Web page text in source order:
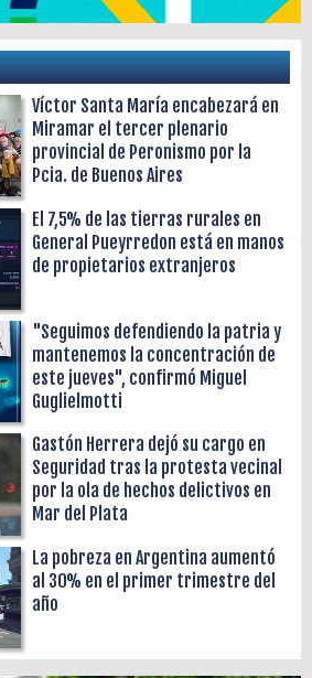
Víctor Santa María encabezará en
Miramar el tercer plenario
provincial de Peronismo por la
Pcia. de Buenos Aires
El 7,5% de las tierras rurales en
General Pueyrredon está en manos
de propietarios extranjeros
"Seguimos defendiendo la patria y
mantenemos la concentración de
este jueves", confirmó Miguel
Guglielmotti
Gastón Herrera dejó su cargo en
Seguridad tras la protesta vecinal
por la ola de hechos delictivos en
Mar del Plata
La pobreza en Argentina aumentó
al 30% en el primer trimestre del
año